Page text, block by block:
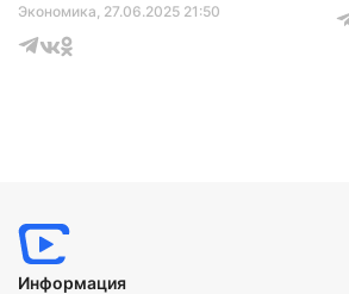
Экономика, 27.06.2025 21:50
Информация